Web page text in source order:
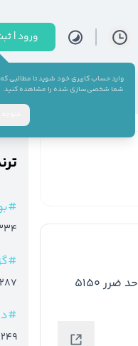
ورود |
وارد حساب کاربری خود شوید تا مطالبی که
شما شخصی‌سازی شده را مشاهده کنید.
5150
#
#
287
#
249